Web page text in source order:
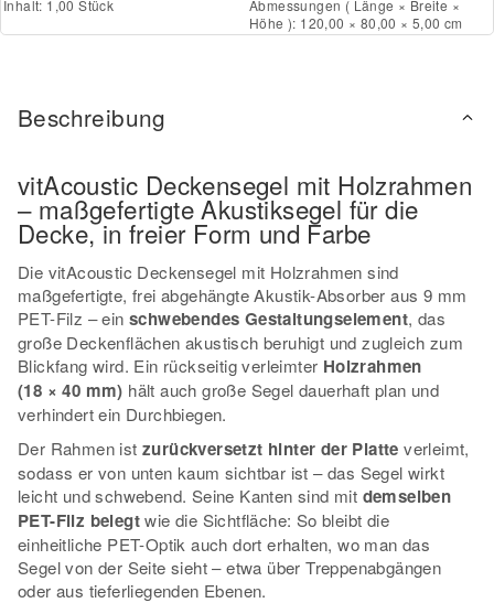
Inhalt: 1,00 Stück
Abmessungen ( Länge × Breite ×
Höhe ): 120,00 × 80,00 × 5,00 cm
Beschreibung
vitAcoustic Deckensegel mit Holzrahmen
– maßgefertigte Akustiksegel für die
Decke, in freier Form und Farbe
Die vitAcoustic Deckensegel mit Holzrahmen sind
maßgefertigte, frei abgehängte Akustik-Absorber aus 9 mm
PET-Filz – einschwebendes Gestaltungselement, das
große Deckenflächen akustisch beruhigt und zugleich zum
Blickfang wird. Ein rückseitig verleimter Holzrahmen
(18 × 40 mm) hält auch große Segel dauerhaft plan und
verhindert ein Durchbiegen.
Der Rahmen ist zurückversetzt hinter der Platte verleimt,
sodass er von unten kaum sichtbar ist – das Segel wirkt
leicht und schwebend. Seine Kanten sind mit demselben
PET-Filz belegtwie die Sichtfläche: So bleibt die
einheitliche PET-Optik auch dort erhalten, wo man das
Segel von der Seite sieht – etwa über Treppenabgängen
oder aus tieferliegenden Ebenen.